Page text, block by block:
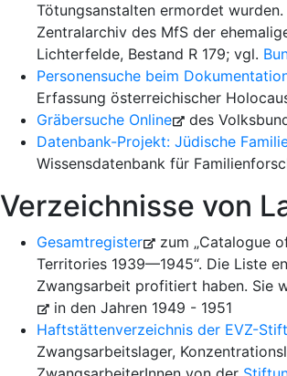
Tötungsanstalten ermordet
Zentralarchiv des MfS der
Lichterfelde, Bestand R 179; vgl.
Personensuche beim
Erfassung österreichischer
Gräbersuche Online
des
Datenbank-Projekt: Jüdische
Wissensdatenbank für
Verzeichnisse von
Gesamtregister
zum „Catalogue
Territories 1939—1945“. Die Liste
Zwangsarbeit profitiert haben. Sie
in den Jahren 1949 - 1951
Haftstättenverzeichnis der EVZ-
Zwangsarbeitslager,